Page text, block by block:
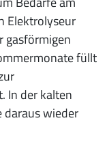
Elektrolyseur
gasförmigen
füllt
In der kalten
daraus wieder